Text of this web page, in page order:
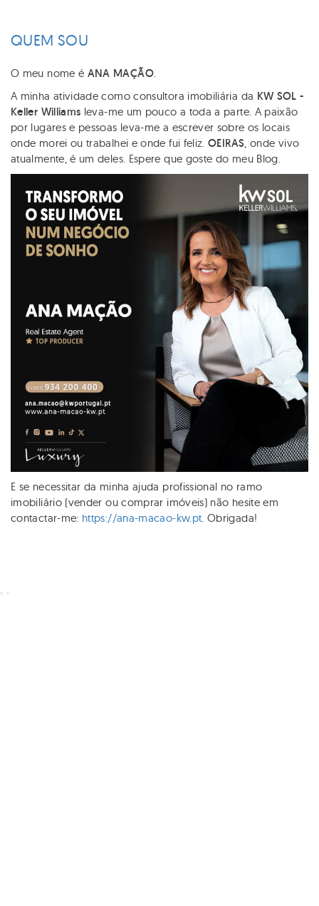
QUEM SOU
O meu nome é ANA MAÇÃO.
A minha atividade como consultora imobiliária da KW SOL -
Keller Williams leva-me um pouco a toda a parte. A paixão
por lugares e pessoas leva-me a escrever sobre os locais
onde morei ou trabalhei e onde fui feliz.OEIRAS , onde vivo
atualmente, é um deles. Espere que goste do meu Blog.
E se necessitar da minha ajuda profissional no ramo
imobiliário (vender ou comprar imóveis) não hesite em
contactar-me: https://ana-macao-kw.pt . Obrigada!